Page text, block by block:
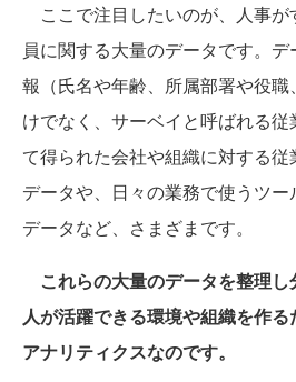
ここで注目したいのが、人事が
員に関する大量のデータです。
報（氏名や年齢、所属部署や役
けでなく、サーベイと呼ばれる
て得られた会社や組織に対する
データや、日々の業務で使うツ
データなど、さまざまです。
これらの大量のデータを整理し
人が活躍できる環境や組織を作
アナリティクスなのです。